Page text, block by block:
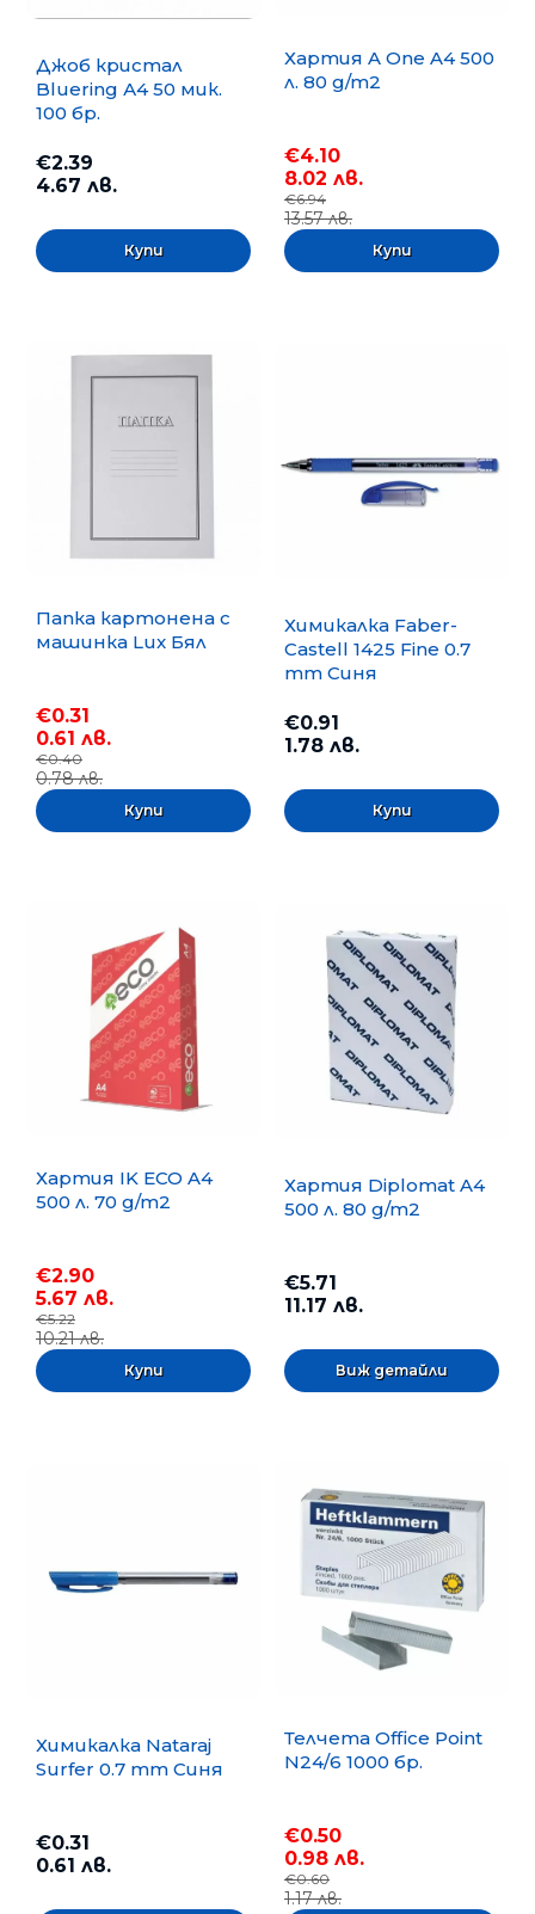
Джоб кристал
Bluering А4 50 мик.
100 бр.
€2.39
4.67 лв.
Хартия A One A4 500
л. 80 g/m2
€4.10
8.02 лв.
€6.94
13.57 лв.
Папка картонена с
машинка Lux Бял
€0.31
0.61 лв.
€0.40
0.78 лв.
Химикалка Faber-
Castell 1425 Fine 0.7
mm Синя
€0.91
1.78 лв.
Хартия IK ECO A4
500 л. 70 g/m2
€2.90
5.67 лв.
€5.22
10.21 лв.
Хартия Diplomat A4
500 л. 80 g/m2
€5.71
11.17 лв.
Виж детайли
Химикалка Nataraj
Surfer 0.7 mm Синя
€0.31
0.61 лв.
Телчета Office Point
N24/6 1000 бр.
€0.50
0.98 лв.
€0.60
1.17 лв.